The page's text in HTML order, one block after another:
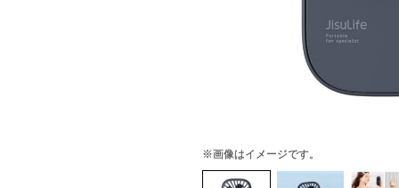
※画像はイメージです。